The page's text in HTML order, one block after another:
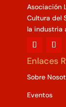
Asociación
Cultura del
la industria
Enlaces
Sobre
Eventos